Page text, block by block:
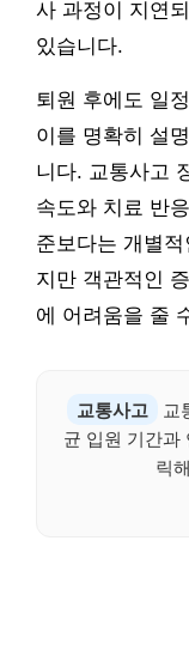
사 과정이 지연
있습니다.
퇴원 후에도 일
이를 명확히 설
니다. 교통사고
속도와 치료 반
준보다는 개별
지만 객관적인
에 어려움을 줄
교통사고
교
균 입원 기간과
릭